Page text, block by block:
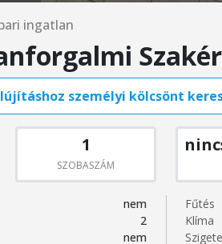
ingatlan
személyi kölcsönt
1
SZOBASZÁM
nem
2
nem
Fűtés
Klíma